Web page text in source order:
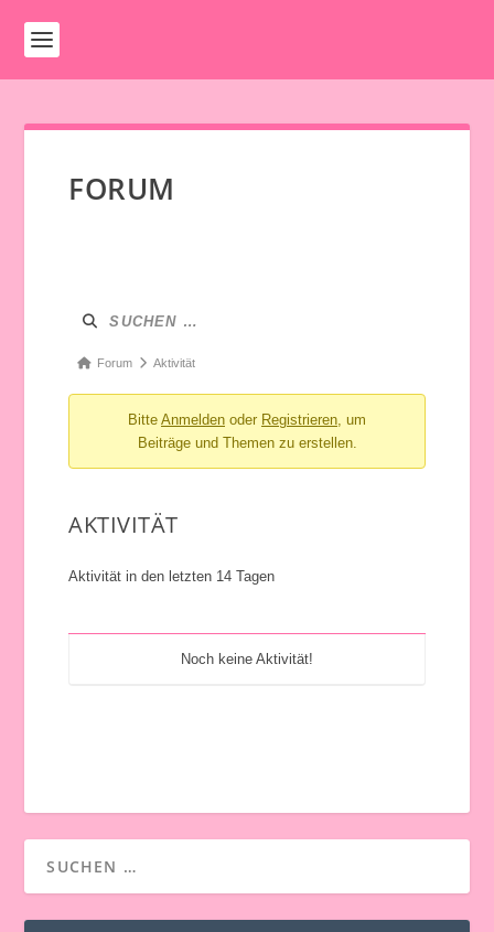
FORUM
Navigation
Forum-Forum Aktivität
Bitte Anmelden oder Registrieren, um
Beiträge und Themen zu erstellen.
AKTIVITÄT
Aktivität in den letzten 14 Tagen
Noch keine Aktivität!